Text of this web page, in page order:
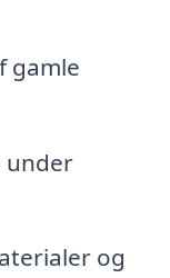
gamle
under
og